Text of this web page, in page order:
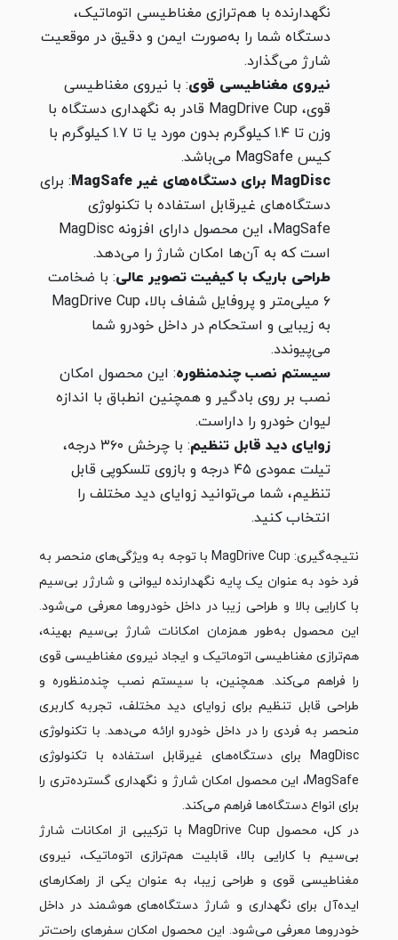
نگهدارنده با هم‌ترازی مغناطیسی اتوماتیک،
دستگاه شما را به‌صورت ایمن و دقیق در موقعیت
شارژ می‌گذارد.
نیروی مغناطیسی قوی: با نیروی مغناطیسی
قوی، MagDrive Cup قادر به نگهداری دستگاه با
وزن تا ۱.۴ کیلوگرم بدون مورد یا تا ۱.۷ کیلوگرم با
کیس MagSafe می‌باشد.
MagDisc برای دستگاه‌های غیر MagSafe
: برای
دستگاه‌های غیرقابل استفاده با تکنولوژی
MagSafe، این محصول دارای افزونه MagDisc
است که به آن‌ها امکان شارژ را می‌دهد.
طراحی باریک با کیفیت تصویر عالی: با ضخامت
۶ میلی‌متر و پروفایل شفاف بالا، MagDrive Cup
به زیبایی و استحکام در داخل خودرو شما
می‌پیوندد.
سیستم نصب چندمنظوره: این محصول امکان
نصب بر روی بادگیر و همچنین انطباق با اندازه
لیوان خودرو را داراست.
زوایای دید قابل تنظیم
: با چرخش ۳۶۰ درجه،
تیلت عمودی ۴۵ درجه و بازوی تلسکوپی قابل
تنظیم، شما می‌توانید زوایای دید مختلف را
انتخاب کنید.
نتیجه‌گیری: MagDrive Cup با توجه به ویژگی‌های منحصر به
فرد خود به عنوان یک پایه نگهدارنده لیوانی و شارژر بی‌سیم
با کارایی بالا و طراحی زیبا در داخل خودروها معرفی می‌شود.
این محصول به‌طور همزمان امکانات شارژ بی‌سیم بهینه،
هم‌ترازی مغناطیسی اتوماتیک و ایجاد نیروی مغناطیسی قوی
را فراهم می‌کند. همچنین، با سیستم نصب چندمنظوره و
طراحی قابل تنظیم برای زوایای دید مختلف، تجربه کاربری
منحصر به فردی را در داخل خودرو ارائه می‌دهد. با تکنولوژی
MagDisc برای دستگاه‌های غیرقابل استفاده با تکنولوژی
MagSafe، این محصول امکان شارژ و نگهداری گسترده‌تری را
برای انواع دستگاه‌ها فراهم می‌کند.
در کل، محصول MagDrive Cup با ترکیبی از امکانات شارژ
بی‌سیم با کارایی بالا، قابلیت هم‌ترازی اتوماتیک، نیروی
مغناطیسی قوی و طراحی زیبا، به عنوان یکی از راهکارهای
ایده‌آل برای نگهداری و شارژ دستگاه‌های هوشمند در داخل
خودروها معرفی می‌شود. این محصول امکان سفرهای راحت‌تر